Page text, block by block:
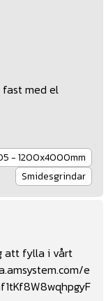
fast med el
- 1200x4000mm
Smidesgrindar
att fylla i vårt
e